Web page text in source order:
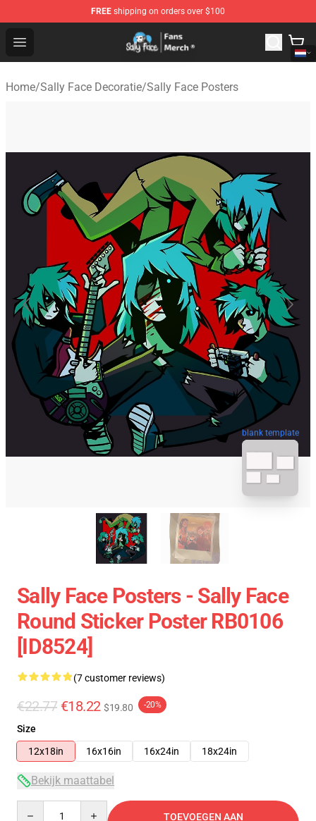
FREE shipping on orders over $100
Open menu
Sally Face Store - Official Sally Face Merchandise Shop
Home/Sally Face Decoratie/Sally Face Posters
blank template
Sally Face Posters - Sally Face
Round Sticker Poster RB0106
[ID8524]
(7 customer reviews)
€22.77 €18.22 $19.80 -20%
Size
12x18in
16x16in 16x24in 18x24in
Bekijk maattabel
TOEVOEGEN AAN